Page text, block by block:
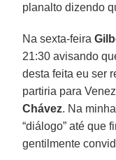
planalto dizendo
Na sexta-feira
21:30 avisando
desta feita eu ser
partiria para
Chávez. Na
“diálogo” até que
gentilmente